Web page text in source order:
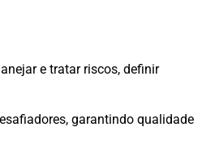
e tratar riscos, definir
garantindo qualidade